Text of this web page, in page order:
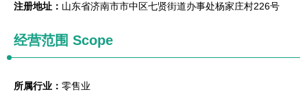
注册地址： 山东省济南市市中区七贤街道办事处杨家庄村226号
经营范围 Scope
所属行业： 零售业